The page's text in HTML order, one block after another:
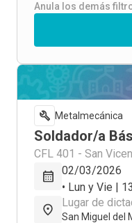
Anula los demás
Metalmecánica
Soldador/a
CFL 401 - San
02/03/2026
• Lun y Vie |
Lugar de
San Miguel del